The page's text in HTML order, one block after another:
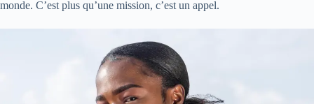
monde. C’est plus qu’une mission, c’est un appel.